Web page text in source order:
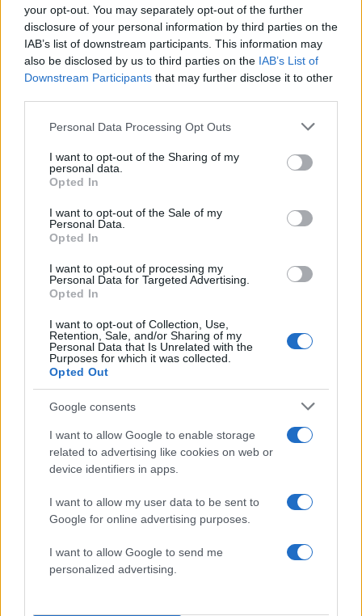
your opt-out. You may separately opt-out of the further
disclosure of your personal information by third parties on the
IAB’s list of downstream participants. This information may
also be disclosed by us to third parties on the IAB’s List of
Downstream Participants that may further disclose it to other
Please note that this website/app uses one or more Google
not limited to your visit or usage behaviour. You may click to
grant or deny consent to Google and its third-party tags to
use your data for below specified purposes in below Google
consent section.
Personal Data Processing Opt Outs
I want to opt-out of the Sharing of my
personal data.
Opted In
I want to opt-out of the Sale of my
Personal Data.
Opted In
I want to opt-out of processing my
Personal Data for Targeted Advertising.
Opted In
I want to opt-out of Collection, Use,
Retention, Sale, and/or Sharing of my
Personal Data that Is Unrelated with the
Purposes for which it was collected.
Opted Out
Google consents
I want to allow Google to enable storage
related to advertising like cookies on web or
device identifiers in apps.
I want to allow my user data to be sent to
Google for online advertising purposes.
I want to allow Google to send me
personalized advertising.
Πιο δημοφιλή
1 Κωνσταντίνος Αργυρός και Αλεξάνδρα
με τα δύο παιδιά τους
Η Άννα Βίσση ξετρελάθηκε με μπάντα που
πρότεινε συνεργασία
Θρήνος για τον Λιονέλ Μέσι – Πέθανε ο
Ελίζαμπεθ Ελέτσι και Νεκτάριος Λεμονίδης
πήγαν στον Άγιο Νεκτάριο Βούλας για να
Τζο Μπάιντεν: «Ο καρκίνος έχει εξαπλωθεί,
είναι πολύ επώδυνο», λέει ο γιος του
Πιο σχολιασμένα
96 Βγήκαν ξανά τα μαχαίρια στην Ελπίδα
Γρατσία και Γαλανός μετέτρεψαν το
κίνημα σε φοβικό αρχηγικό κόμμα»
Απίστευτο κι όμως αληθινό -
Aναστέλλονται τα τακτικά ραντεβού του
αγγειοχειρουργού του νοσοκομείου
Χανίων επειδή κλάπηκε το μηχανάκι του
γιατρού
916 προϊόντα στην εθνική πρωτοβουλία,
ανάμεσά τους 130 σχολικά